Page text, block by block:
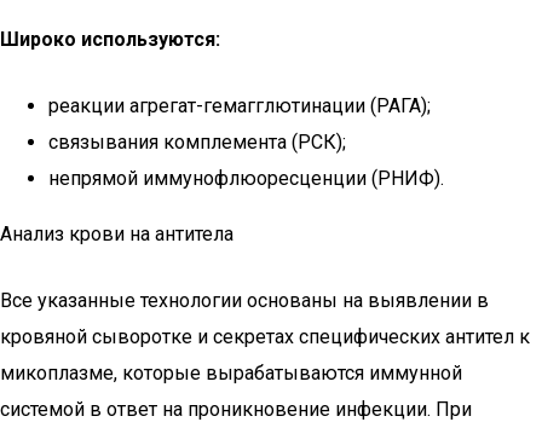
Широко используются:
реакции агрегат-гемагглютинации (РАГА);
связывания комплемента (РСК);
непрямой иммунофлюоресценции (РНИФ).
Анализ крови на антитела
Все указанные технологии основаны на выявлении в
кровяной сыворотке и секретах специфических антител к
микоплазме, которые вырабатываются иммунной
системой в ответ на проникновение инфекции. При